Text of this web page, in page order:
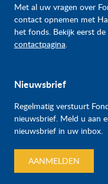
Met al uw vragen over
contact opnemen met
het fonds. Bekijk eerst
contactpagina
Nieuwsbrief
Regelmatig verstuurt
nieuwsbrief. Meld u aan
nieuwsbrief in uw inbox.
AANMELDEN